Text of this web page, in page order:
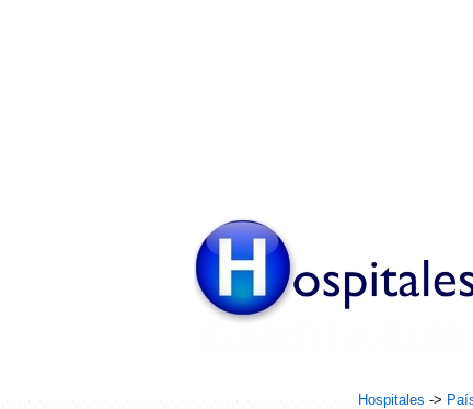
Hospitales ->